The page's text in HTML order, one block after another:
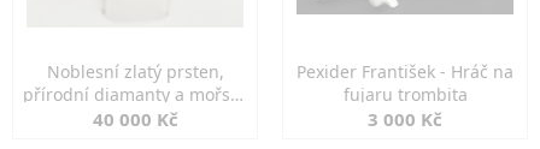
Noblesní zlatý prsten,
přírodní diamanty a mořské
perly
40 000 Kč
Pexider František - Hráč na
fujaru trombita
3 000 Kč